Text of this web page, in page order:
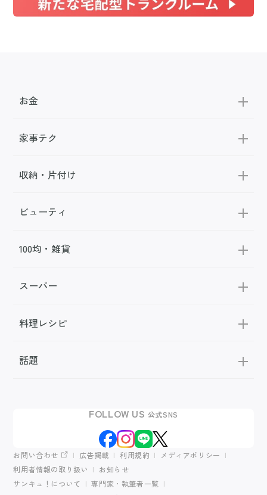
お金
家事テク
収納・片付け
ビューティ
100均・雑貨
スーパー
料理レシピ
話題
FOLLOW US 公式SNS
お問い合わせ 広告掲載 利用規約
メディアポリシー
利用者情報の取り扱い
お知らせ
サンキュ！について
専門家・執筆者一覧